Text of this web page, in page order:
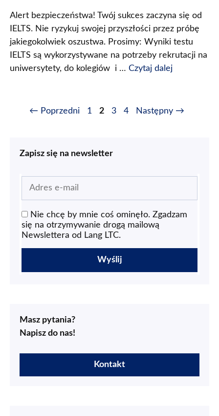
Alert bezpieczeństwa! Twój sukces zaczyna się od
IELTS. Nie ryzykuj swojej przyszłości przez próbę
jakiegokolwiek oszustwa. Prosimy: Wyniki testu
IELTS są wykorzystywane na potrzeby rekrutacji na
uniwersytety, do kolegiów i … Czytaj dalej
← Poprzedni 1 2 3 4 Następny →
Zapisz się na newsletter
Nie chcę by mnie coś ominęło. Zgadzam
się na otrzymywanie drogą mailową
Newslettera od Lang LTC.
Masz pytania?
Napisz do nas!
Kontakt